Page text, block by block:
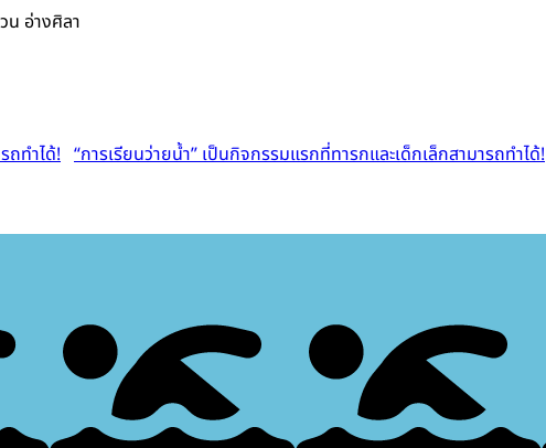
น อ่างศิลา
“การเรียนว่ายน้ำ” เป็นกิจกรรมแรกที่ทารกและเด็กเล็กสามารถทำได้!